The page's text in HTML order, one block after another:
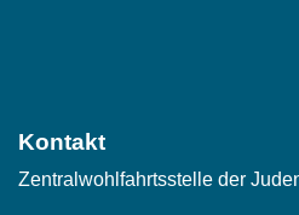
Kontakt
Zentralwohlfahrtsstelle der